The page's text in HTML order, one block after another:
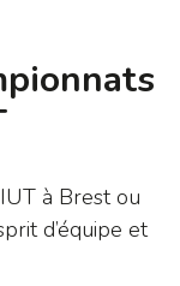
à Brest ou
d’équipe et